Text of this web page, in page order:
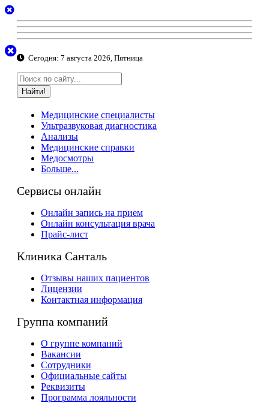
Сегодня: 7 августа 2026, Пятница
Найти!
Медицинские специалисты
Ультразвуковая диагностика
Анализы
Медицинские справки
Медосмотры
Больше...
Сервисы онлайн
Онлайн запись на прием
Онлайн консультация врача
Прайс-лист
Клиника Санталь
Отзывы наших пациентов
Лицензии
Контактная информация
Группа компаний
О группе компаний
Вакансии
Сотрудники
Официальные сайты
Реквизиты
Программа лояльности